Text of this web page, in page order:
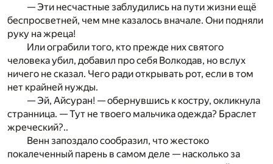
— Эти несчастные заблудились на пути жизни ещё
беспросветней, чем мне казалось вначале. Они подняли
руку на жреца!
Или ограбили того, кто прежде них святого
человекаубил, добавил про себя Волкодав, но вслух
ничего не ска­зал. Чего ради открывать рот, если в том
нет крайней ­нужды.
— Эй, Айсуран! — обернувшись к костру, окликнула
странница. — Тут не твоего мальчика одежда? Браслет
жреческий?..
Венн запоздало сообразил, что жестоко
покалеченный парень в самом деле — насколько за